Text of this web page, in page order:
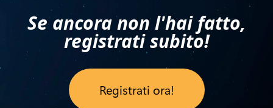
Se ancora non l'hai fatto,
registrati subito!
Registrati ora!